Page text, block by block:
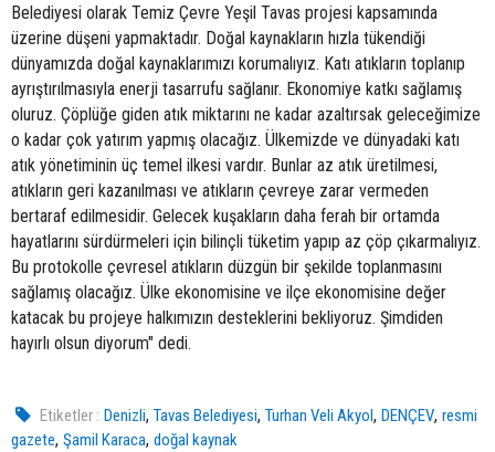
Belediyesi olarak Temiz Çevre Yeşil Tavas projesi kapsamında
üzerine düşeni yapmaktadır. Doğal kaynakların hızla tükendiği
dünyamızda doğal kaynaklarımızı korumalıyız. Katı atıkların toplanıp
ayrıştırılmasıyla enerji tasarrufu sağlanır. Ekonomiye katkı sağlamış
oluruz. Çöplüğe giden atık miktarını ne kadar azaltırsak geleceğimize
o kadar çok yatırım yapmış olacağız. Ülkemizde ve dünyadaki katı
atık yönetiminin üç temel ilkesi vardır. Bunlar az atık üretilmesi,
atıkların geri kazanılması ve atıkların çevreye zarar vermeden
bertaraf edilmesidir. Gelecek kuşakların daha ferah bir ortamda
hayatlarını sürdürmeleri için bilinçli tüketim yapıp az çöp çıkarmalıyız.
Bu protokolle çevresel atıkların düzgün bir şekilde toplanmasını
sağlamış olacağız. Ülke ekonomisine ve ilçe ekonomisine değer
katacak bu projeye halkımızın desteklerini bekliyoruz. Şimdiden
hayırlı olsun diyorum" dedi.
Etiketler : Denizli,Tavas Belediyesi,Turhan Veli Akyol,DENÇEV,resmi
gazete, Şamil Karaca, doğal kaynak